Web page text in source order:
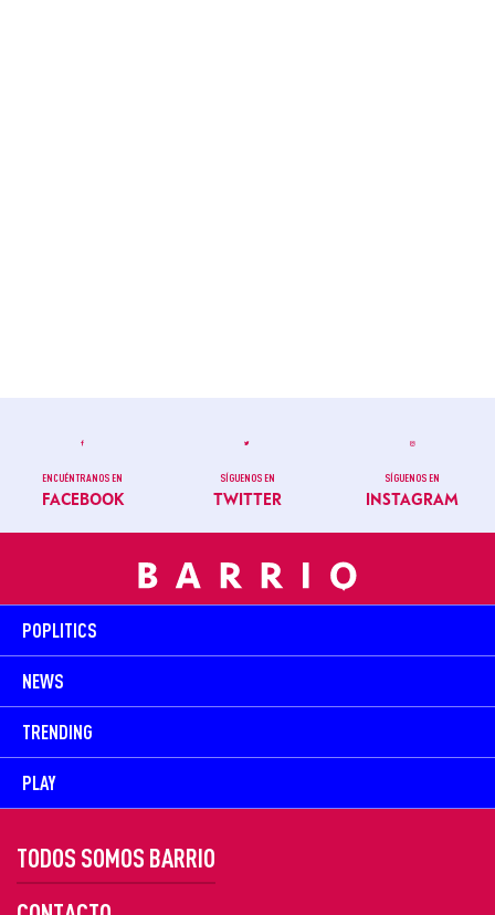
ENCUÉNTRANOS EN
FACEBOOK
SÍGUENOS EN
TWITTER
SÍGUENOS EN
INSTAGRAM
POPLITICS
NEWS
TRENDING
PLAY
TODOS SOMOS BARRIO